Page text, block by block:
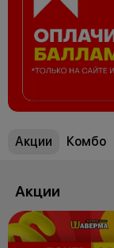
Акции Комбо
Акции